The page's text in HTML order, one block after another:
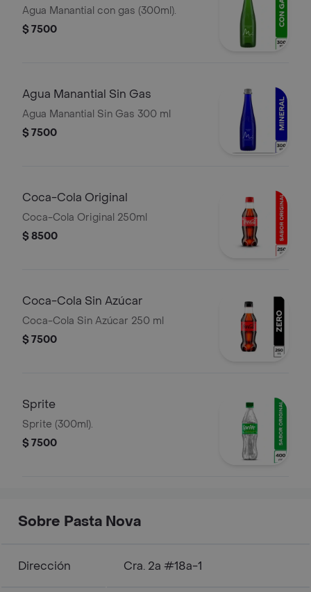
Agua Manantial con gas (300ml).
$ 7500
Agua Manantial Sin Gas
Agua Manantial Sin Gas 300 ml
$ 7500
Coca-Cola Original
Coca-Cola Original 250ml
$ 8500
Coca-Cola Sin Azúcar
Coca-Cola Sin Azúcar 250 ml
$ 7500
Sprite
Sprite (300ml).
$ 7500
Sobre Pasta Nova
Dirección Cra. 2a #18a-1